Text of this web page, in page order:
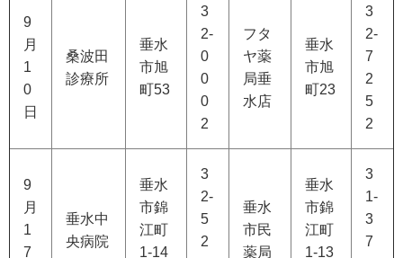
9
月
1
0
日
桑波田
診療所
垂水
市旭
町53
3
2-
0
0
0
2
フタ
ヤ薬
局垂
水店
垂水
市旭
町23
3
2-
7
2
5
2
9
月
1
7
垂水中
央病院
垂水
市錦
江町
1-14
3
2-
5
2
垂水
市民
薬局
垂水
市錦
江町
1-13
3
1-
3
7